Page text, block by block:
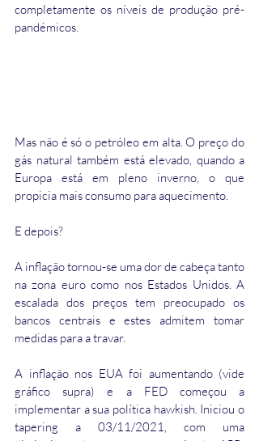
completamente os níveis de produção pré-
pandémicos.
Mas não é só o petróleo em alta. O preço do
gás natural também está elevado, quando a
Europa está em pleno inverno, o que
propicia mais consumo para aquecimento.
E depois?
A inflação tornou-se uma dor de cabeça tanto
na zona euro como nos Estados Unidos. A
escalada dos preços tem preocupado os
bancos centrais e estes admitem tomar
medidas para a travar.
A inflação nos EUA foi aumentando (vide
gráfico supra) e a FED começou a
implementar a sua política hawkish. Iniciou o
tapering a 03/11/2021, com uma